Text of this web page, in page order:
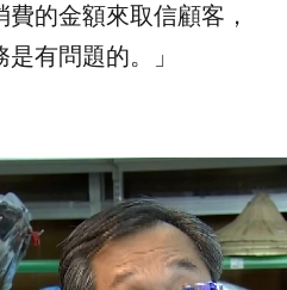
的金額來取信顧客，
有問題的。」